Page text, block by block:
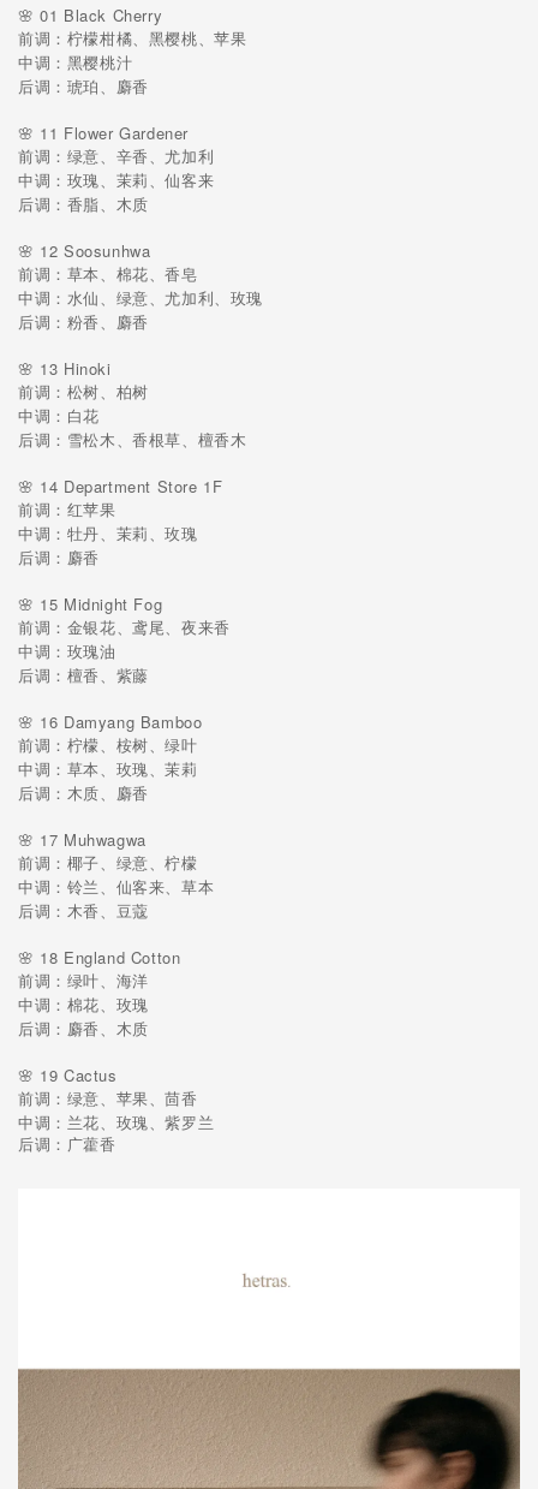
🌸 01 Black Cherry
前调：柠檬柑橘、黑樱桃、苹果
中调：黑樱桃汁
后调：琥珀、麝香
🌸 11 Flower Gardener
前调：绿意、辛香、尤加利
中调：玫瑰、茉莉、仙客来
后调：香脂、木质
🌸 12 Soosunhwa
前调：草本、棉花、香皂
中调：水仙、绿意、尤加利、玫瑰
后调：粉香、麝香
🌸 13 Hinoki
前调：松树、柏树
中调：白花
后调：雪松木、香根草、檀香木
🌸 14 Department Store 1F
前调：红苹果
中调：牡丹、茉莉、玫瑰
后调：麝香
🌸 15 Midnight Fog
前调：金银花、鸢尾、夜来香
中调：玫瑰油
后调：檀香、紫藤
🌸 16 Damyang Bamboo
前调：柠檬、桉树、绿叶
中调：草本、玫瑰、茉莉
后调：木质、麝香
🌸 17 Muhwagwa
前调：椰子、绿意、柠檬
中调：铃兰、仙客来、草本
后调：木香、豆蔻
🌸 18 England Cotton
前调：绿叶、海洋
中调：棉花、玫瑰
后调：麝香、木质
🌸 19 Cactus
前调：绿意、苹果、茴香
中调：兰花、玫瑰、紫罗兰
后调：广藿香